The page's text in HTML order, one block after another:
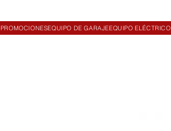
PROMOCIONESEQUIPO DE GARAJEEQUIPO ELÉCTRICO